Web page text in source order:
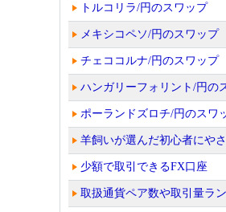
トルコリラ/円のスワップ
メキシコペソ/円のスワップ
チェココルナ/円のスワップ
ハンガリーフォリント/円の
ポーランドズロチ/円のスワ
羊飼いが選んだ初心者にや
少額で取引できるFX口座
取扱通貨ペア数や取引量ラ